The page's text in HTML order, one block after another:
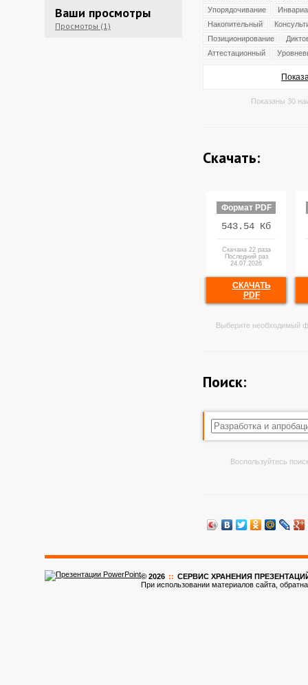
Ваши просмотры
Просмотры (1)
Упорядочивание
Накопительный
Позиционирование
Аттестационный
Показаны 30
Скачать:
Формат PDF
543.54 Кб
Скачана 22 раза
Последний раз
24.07.2026
СКАЧАТЬ
PDF
Выберите необходимый
Поиск:
Воспользуйтесь
© 2026 :: CЕРВИС ХРАНЕНИЯ ПРЕЗЕНТАЦИЙ
При использовании материалов сайта,